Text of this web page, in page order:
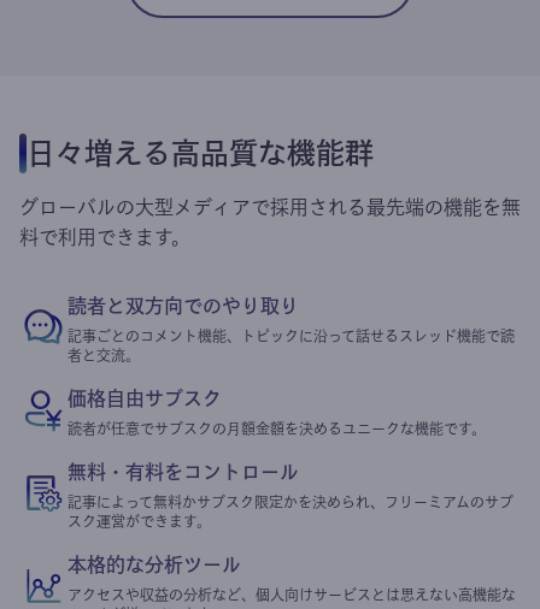
日々増える高品質な機能群
グローバルの大型メディアで採用される最先端の機能を無
料で利用できます。
読者と双方向でのやり取り
記事ごとのコメント機能、トピックに沿って話せるスレッド機能で読
者と交流。
価格自由サブスク
読者が任意でサブスクの月額金額を決めるユニークな機能です。
無料・有料をコントロール
記事によって無料かサブスク限定かを決められ、フリーミアムのサブ
スク運営ができます。
本格的な分析ツール
アクセスや収益の分析など、個人向けサービスとは思えない高機能な